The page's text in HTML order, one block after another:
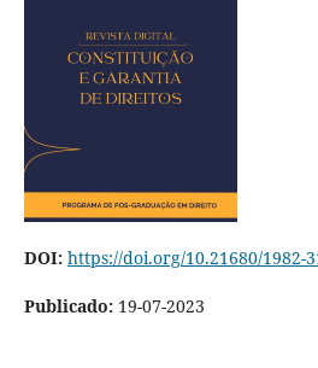
DOI: https://doi.org/10.21680/1982-
Publicado: 19-07-2023